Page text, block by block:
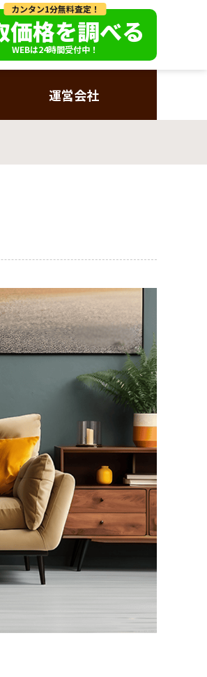
カンタン1分無料査定！
価格を調べる
WEBは24時間受付中！
運営会社